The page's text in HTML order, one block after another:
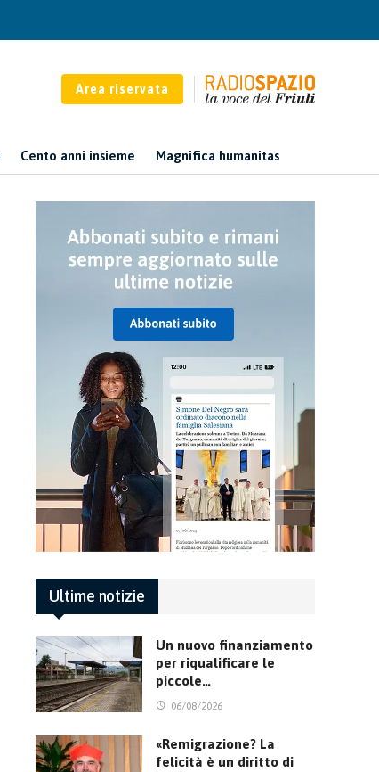
Area riservata
Cento anni insieme Magnifica humanitas
Ultime notizie
Un nuovo finanziamento
per riqualificare le
piccole…
06/08/2026
«Remigrazione? La
felicità è un diritto di